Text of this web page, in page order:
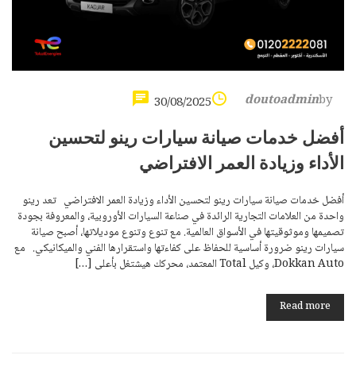
by
doutoadmin
30/08/2025
أفضل خدمات صيانة سيارات رينو لتحسين
الأداء وزيادة العمر الافتراضي
أفضل خدمات صيانة سيارات رينو لتحسين الأداء وزيادة العمر الافتراضي تعد رينو
واحدة من العلامات التجارية الرائدة في صناعة السيارات الأوروبية، والمعروفة بجودة
تصميمها وموثوقيتها في الأسواق العالمية. مع تنوع وتنوع موديلاتها، أصبح صيانة
سيارات رينو ضرورة أساسية للحفاظ على كفاءتها واستقرارها الفني والميكانيكي. مع
Dokkan Auto، وكيل Total المعتمد، محركك هيشتغل بأعلى […]
Read more